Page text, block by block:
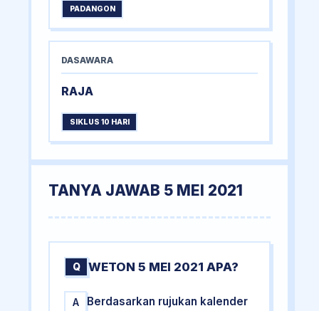
PADANGON
DASAWARA
RAJA
SIKLUS 10 HARI
TANYA JAWAB 5 MEI 2021
Q WETON 5 MEI 2021 APA?
A
Berdasarkan rujukan kalender